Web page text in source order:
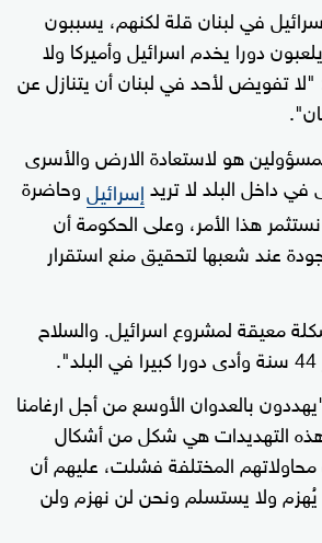
في لبنان قلة لكنهم، يسببون
دورا يخدم اسرائيل وأميركا ولا
تفويض لأحد في لبنان أن يتنازل عن
هو لاستعادة الارض والأسرى
داخل البلد لا تريدإسرائيلوحاضرة
هذا الأمر، وعلى الحكومة أن
عند شعبها لتحقيق منع استقرار
معيقة لمشروع اسرائيل. والسلاح
بالعدوان الأوسع من أجل ارغامنا
التهديدات هي شكل من أشكال
المختلفة فشلت، عليهم أن
ولا يستسلم ونحن لن نهزم ولن